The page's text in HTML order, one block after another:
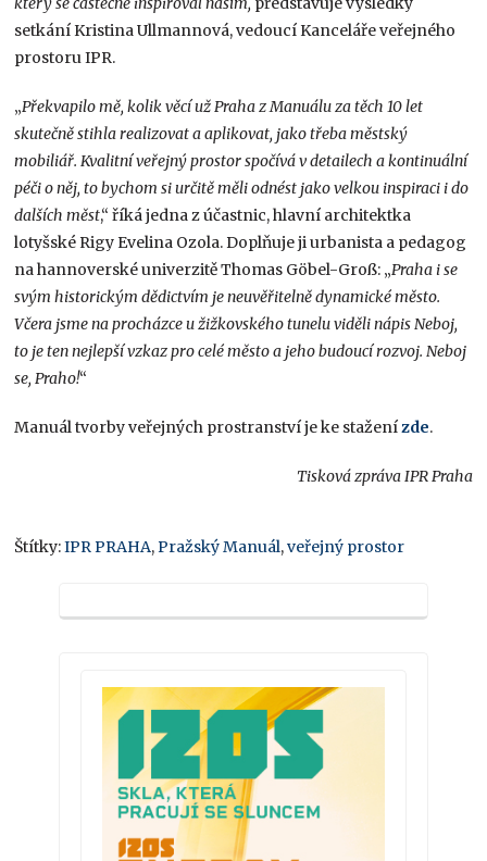
setkání Kristina Ullmannová, vedoucí Kanceláře veřejného
prostoru IPR.
„Překvapilo mě, kolik věcí už Praha z Manuálu za těch 10 let
skutečně stihla realizovat a aplikovat, jako třeba městský
mobiliář. Kvalitní veřejný prostor spočívá v detailech a kontinuální
péči o něj, to bychom si určitě měli odnést jako velkou inspiraci i do
dalších měst,“ říká jedna z účastnic, hlavní architektka
lotyšské Rigy Evelina Ozola. Doplňuje ji urbanista a pedagog
na hannoverské univerzitě Thomas Göbel-Groß: „Praha i se
svým historickým dědictvím je neuvěřitelně dynamické město.
Včera jsme na procházce u žižkovského tunelu viděli nápis Neboj,
to je ten nejlepší vzkaz pro celé město a jeho budoucí rozvoj. Neboj
se, Praho!“
Manuál tvorby veřejných prostranství je ke staženízde.
Tisková zpráva IPR Praha
Štítky:IPR PRAHA,Pražský Manuál,veřejný prostor